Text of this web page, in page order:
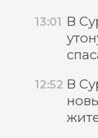
13:01 В
12:52 В